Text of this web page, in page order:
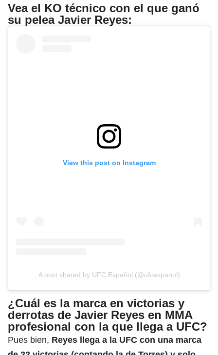
Vea el KO técnico con el que ganó
su pelea Javier Reyes:
View this post on Instagram
A post shared by UFC Español (@ufcespanol)
¿Cuál es la marca en victorias y
derrotas de Javier Reyes en MMA
profesional con la que llega a UFC?
Pues bien, Reyes llega a la UFC con una marca